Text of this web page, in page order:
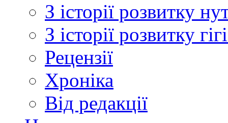
З історії розвитку
З історії розвитку
Рецензії
Хроніка
Від редакції